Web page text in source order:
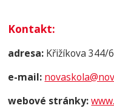
Kontakt:
adresa: Křižíkova 344/
e-mail:
webové stránky: